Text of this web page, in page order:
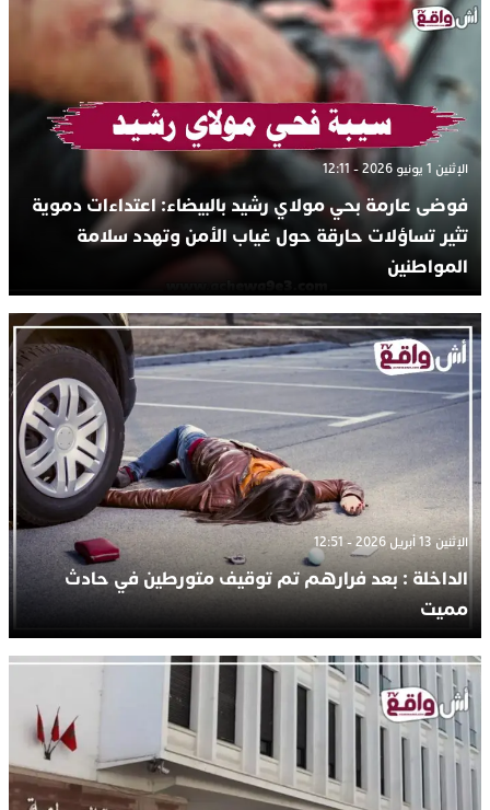
الإثنين 1 يونيو 2026 - 12:11
فوضى عارمة بحي مولاي رشيد بالبيضاء: اعتداءات دموية
تثير تساؤلات حارقة حول غياب الأمن وتهدد سلامة
المواطنين
الإثنين 13 أبريل 2026 - 12:51
الداخلة : بعد فرارهم تم توقيف متورطين في حادث
مميت